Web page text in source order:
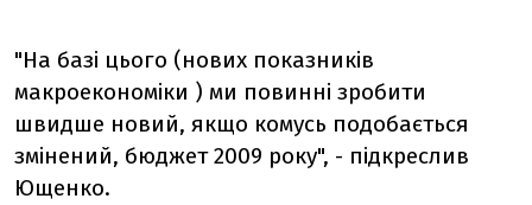
"На базі цього (нових показників
макроекономіки ) ми повинні зробити
швидше новий, якщо комусь подобається
змінений, бюджет 2009 року", - підкреслив
Ющенко.